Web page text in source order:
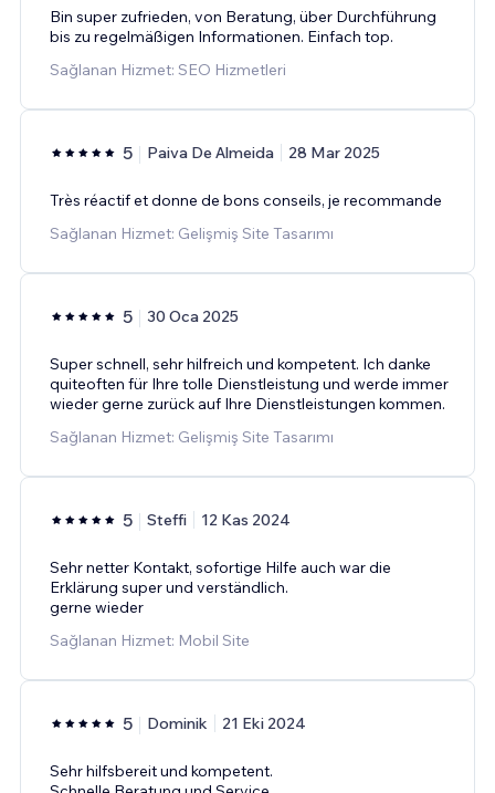
Bin super zufrieden, von Beratung, über Durchführung
bis zu regelmäßigen Informationen. Einfach top.
Sağlanan Hizmet: SEO Hizmetleri
5 Paiva De Almeida 28 Mar 2025
Très réactif et donne de bons conseils, je recommande
Sağlanan Hizmet: Gelişmiş Site Tasarımı
5 30 Oca 2025
Super schnell, sehr hilfreich und kompetent. Ich danke
quiteoften für Ihre tolle Dienstleistung und werde immer
wieder gerne zurück auf Ihre Dienstleistungen kommen.
Sağlanan Hizmet: Gelişmiş Site Tasarımı
5 Steffi 12 Kas 2024
Sehr netter Kontakt, sofortige Hilfe auch war die
Erklärung super und verständlich.
gerne wieder
Sağlanan Hizmet: Mobil Site
5 Dominik 21 Eki 2024
Sehr hilfsbereit und kompetent.